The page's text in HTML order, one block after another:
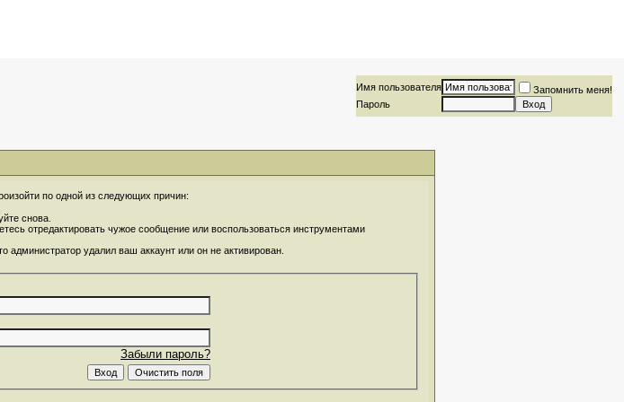
Имя пользователя
Запомнить меня!
Пароль
по одной из следующих причин:
снова.
отредактировать чужое сообщение или воспользоваться инструментами
администратор удалил ваш аккаунт или он не активирован.
Забыли пароль?